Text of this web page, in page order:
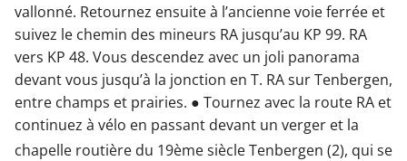
vallonné. Retournez ensuite à l’ancienne voie ferrée et
suivez le chemin des mineurs RA jusqu’au KP 99. RA
vers KP 48. Vous descendez avec un joli panorama
devant vous jusqu’à la jonction en T. RA sur Tenbergen,
entre champs et prairies. ● Tournez avec la route RA et
continuez à vélo en passant devant un verger et la
chapelle routière du 19ème siècleTenbergen (2), qui se